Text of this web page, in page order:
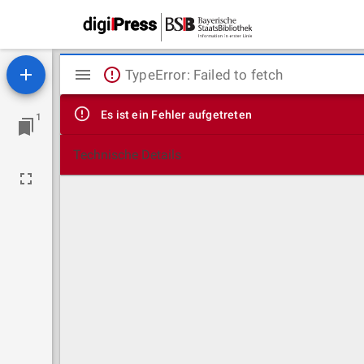
1
Mirador
Viewer
TypeError: Failed to fetch
Es ist ein Fehler aufgetreten
Technische Details